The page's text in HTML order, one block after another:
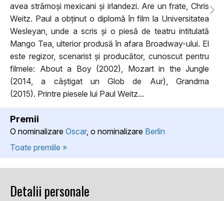
avea strămoși mexicani și irlandezi. Are un frate, Chris
Weitz. Paul a obținut o diplomă în film la Universitatea
Wesleyan, unde a scris și o piesă de teatru intitulată
Mango Tea, ulterior produsă în afara Broadway-ului. El
este regizor, scenarist și producător, cunoscut pentru
filmele: About a Boy (2002), Mozart in the Jungle
(2014, a câștigat un Glob de Aur), Grandma
(2015). Printre piesele lui Paul Weitz...
Premii
O nominalizare Oscar, o nominalizare Berlin
Toate premiile »
Detalii personale